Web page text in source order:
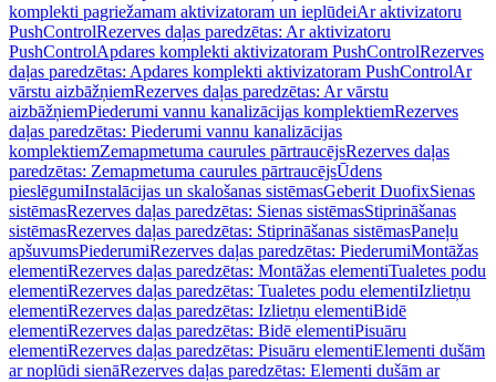
komplekti pagriežamam aktivizatoram un ieplūdeiAr aktivizatoru
PushControlRezerves daļas paredzētas: Ar aktivizatoru
PushControlApdares komplekti aktivizatoram PushControlRezerves
daļas paredzētas: Apdares komplekti aktivizatoram PushControlAr
vārstu aizbāžņiemRezerves daļas paredzētas: Ar vārstu
aizbāžņiemPiederumi vannu kanalizācijas komplektiemRezerves
daļas paredzētas: Piederumi vannu kanalizācijas
komplektiemZemapmetuma caurules pārtraucējsRezerves daļas
paredzētas: Zemapmetuma caurules pārtraucējsŪdens
pieslēgumiInstalācijas un skalošanas sistēmasGeberit DuofixSienas
sistēmasRezerves daļas paredzētas: Sienas sistēmasStiprināšanas
sistēmasRezerves daļas paredzētas: Stiprināšanas sistēmasPaneļu
apšuvumsPiederumiRezerves daļas paredzētas: PiederumiMontāžas
elementiRezerves daļas paredzētas: Montāžas elementiTualetes podu
elementiRezerves daļas paredzētas: Tualetes podu elementiIzlietņu
elementiRezerves daļas paredzētas: Izlietņu elementiBidē
elementiRezerves daļas paredzētas: Bidē elementiPisuāru
elementiRezerves daļas paredzētas: Pisuāru elementiElementi dušām
ar noplūdi sienāRezerves daļas paredzētas: Elementi dušām ar